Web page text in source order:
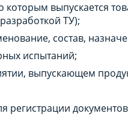
которым выпускается
ТУ);
состав,
испытаний;
выпускающем
регистрации